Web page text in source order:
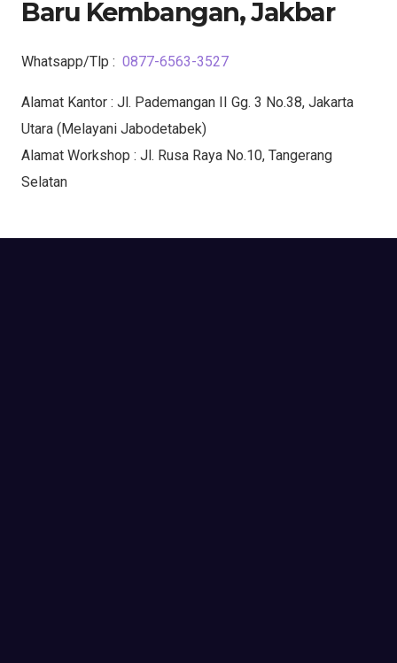
Baru Kembangan, Jakbar
Whatsapp/Tlp : 0877-6563-3527
Alamat Kantor : Jl. Pademangan II Gg. 3 No.38, Jakarta
Utara (Melayani Jabodetabek)
Alamat Workshop : Jl. Rusa Raya No.10, Tangerang
Selatan